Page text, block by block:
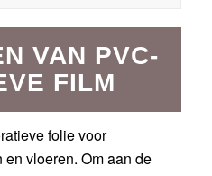
VAN PVC-
FILM
folie voor
vloeren. Om aan de